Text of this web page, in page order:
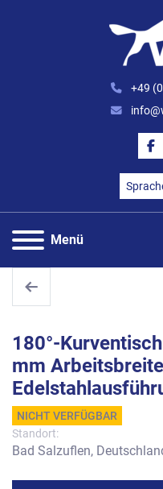
+49
Menü
180°-
mm
NICHT VERFÜGBAR
Standort:
Bad Salzuflen,